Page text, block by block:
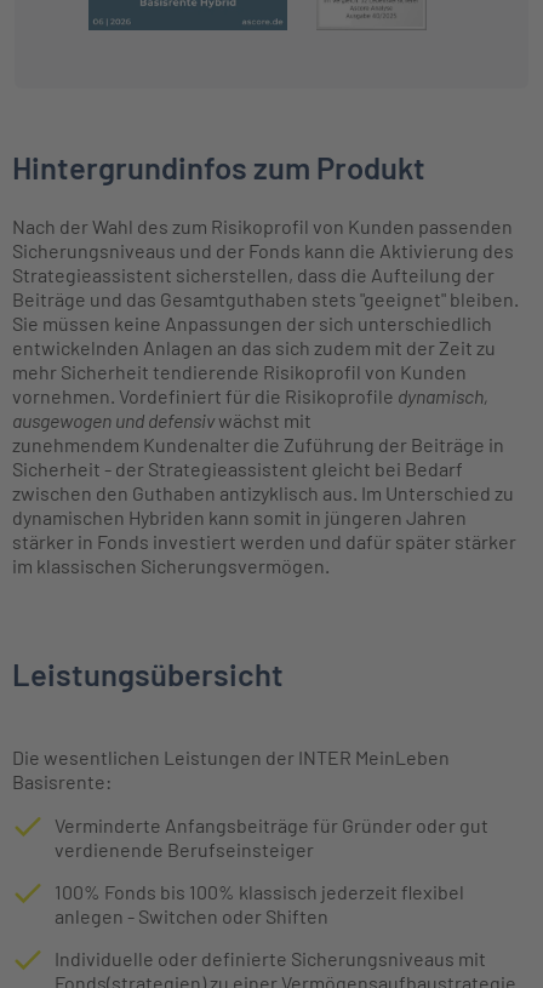
Hintergrundinfos zum Produkt
Nach der Wahl des zum Risikoprofil von Kunden passenden
Sicherungsniveaus und der Fonds kann die Aktivierung des
Strategieassistent sicherstellen, dass die Aufteilung der
Beiträge und das Gesamtguthaben stets "geeignet" bleiben.
Sie müssen keine Anpassungen der sich unterschiedlich
entwickelnden Anlagen an das sich zudem mit der Zeit zu
mehr Sicherheit tendierende Risikoprofil von Kunden
vornehmen. Vordefiniert für die Risikoprofile dynamisch,
ausgewogen und defensivwächst mit
zunehmendem Kundenalter die Zuführung der Beiträge in
Sicherheit - der Strategieassistent gleicht bei Bedarf
zwischen den Guthaben antizyklisch aus. Im Unterschied zu
dynamischen Hybriden kann somit in jüngeren Jahren
stärker in Fonds investiert werden und dafür später stärker
im klassischen Sicherungsvermögen.
Leistungsübersicht
Die wesentlichen Leistungen der INTER MeinLeben
Basisrente:
Verminderte Anfangsbeiträge für Gründer oder gut
verdienende Berufseinsteiger
100% Fonds bis 100% klassisch jederzeit flexibel
anlegen - Switchen oder Shiften
Individuelle oder definierte Sicherungsniveaus mit
Fonds(strategien) zu einer Vermögensaufbaustrategie